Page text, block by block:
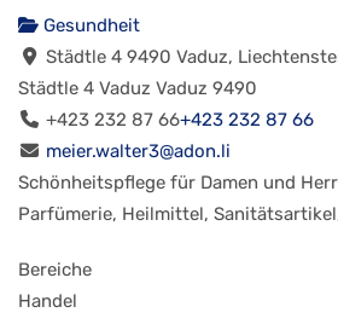
Gesundheit
Städtle 4 9490 Vaduz,
Städtle 4 Vaduz Vaduz 9490
+423 232 87 66+423 232 87 66
meier.walter3@adon.li
Schönheitspflege für Damen und
Parfümerie, Heilmittel,
Bereiche
Handel